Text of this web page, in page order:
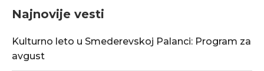
Najnovije vesti
Kulturno leto u Smederevskoj Palanci: Program za
avgust